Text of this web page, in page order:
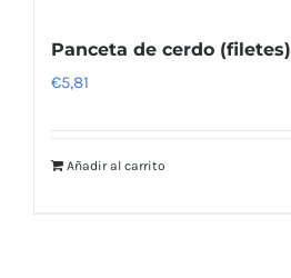
Panceta de cerdo (filetes)
€5,81
Añadir al carrito